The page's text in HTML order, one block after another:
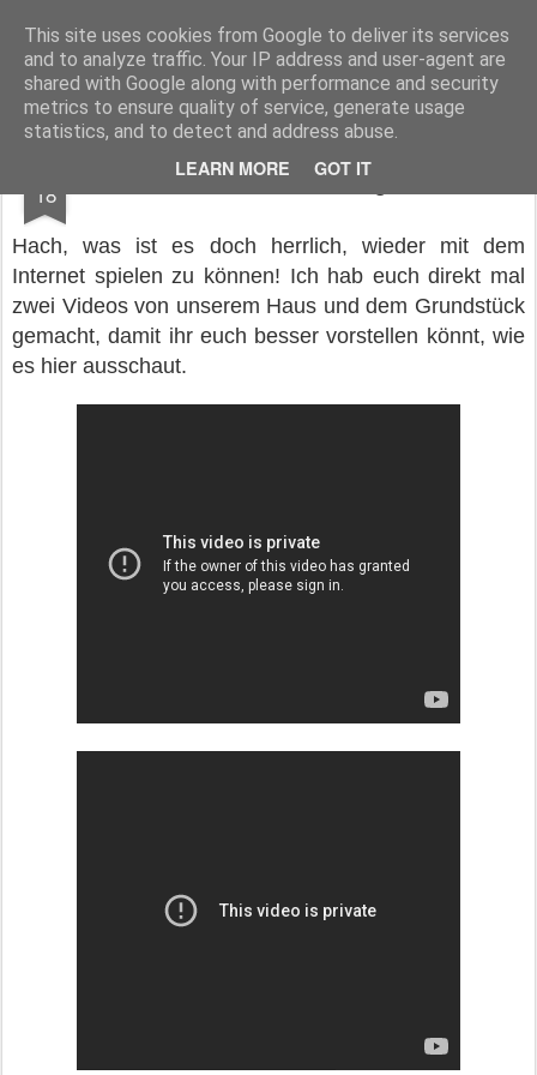
This site uses cookies from Google to deliver its services
and to analyze traffic. Your IP address and user-agent are
shared with Google along with performance and security
metrics to ensure quality of service, generate usage
statistics, and to detect and address abuse.
LEARN MORE GOT IT
Geschichten aus Tinobien
Warum Tinobien? Kulinarisches Tinobien
18 So wohnen wir übrigens
Hach, was ist es doch herrlich, wieder mit dem
Internet spielen zu können! Ich hab euch direkt mal
zwei Videos von unserem Haus und dem Grundstück
gemacht, damit ihr euch besser vorstellen könnt, wie
es hier ausschaut.